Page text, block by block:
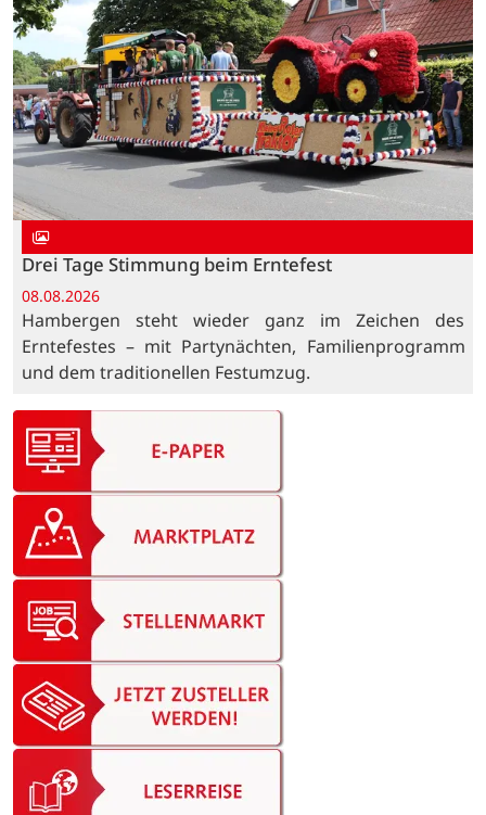
Drei Tage Stimmung beim Erntefest
08.08.2026
Hambergen steht wieder ganz im Zeichen des
Erntefestes – mit Partynächten, Familienprogramm
und dem traditionellen Festumzug.